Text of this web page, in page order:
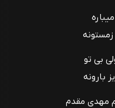
بی تو
بارونه
مهدی مقدم